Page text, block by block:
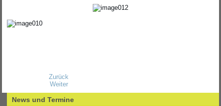
Zurück
Weiter
News und Termine